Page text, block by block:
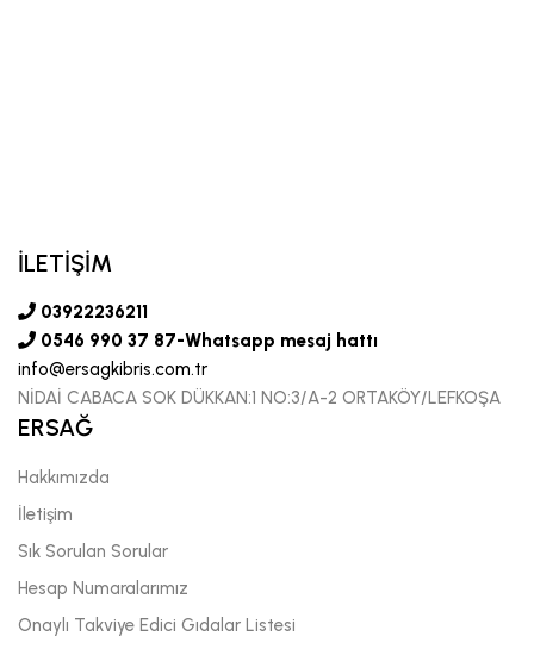
İLETİŞİM
03922236211
0546 990 37 87-Whatsapp mesaj hattı
info@ersagkibris.com.tr
NİDAİ CABACA SOK DÜKKAN:1 NO:3/A-2 ORTAKÖY/LEFKOŞA
ERSAĞ
Hakkımızda
İletişim
Sık Sorulan Sorular
Hesap Numaralarımız
Onaylı Takviye Edici Gıdalar Listesi